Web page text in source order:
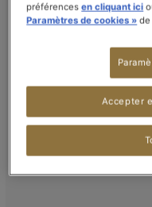
THÉ AU
Que ce soit pour
d'antioxydants ou
de boost, le thé
ne soupçonnez
préférencesen cliquant ici
Paramètres de cookies » de
Accepter